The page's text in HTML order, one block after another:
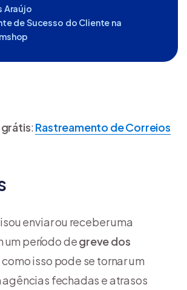
Araújo
de Sucesso do Cliente na
: Rastreamento de Correios
enviar ou receber uma
um período degreve dos
como isso pode se tornar um
fechadas e atrasos